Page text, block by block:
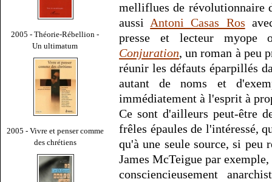
2005 - Théorie-Rébellion -
Un ultimatum
2005 - Vivre et penser comme
des chrétiens
melliflues de révolutionnaire
aussi Antoni Casas Ros
presse et lecteur myope
Conjuration, un roman à peu
réunir les défauts éparpillés
autant de noms et
immédiatement à l'esprit à
Ce sont d'ailleurs peut-être
frêles épaules de l'intéressé,
qu'à une seule source, si
James McTeigue par
consciencieusement